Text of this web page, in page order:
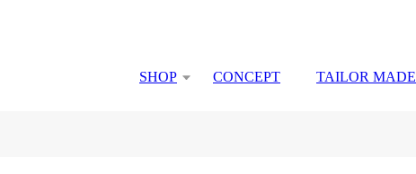
SHOP CONCEPT TAILOR MADE